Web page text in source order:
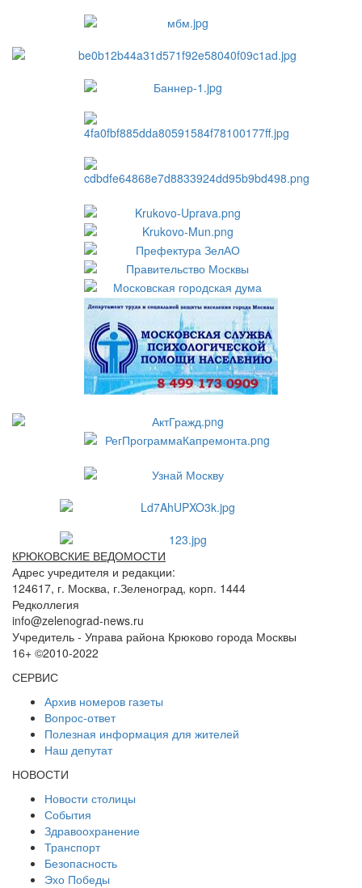
КРЮКОВСКИЕ ВЕДОМОСТИ
Адрес учредителя и редакции:
124617, г. Москва, г.Зеленоград, корп. 1444
Редколлегия
info@zelenograd-news.ru
Учредитель - Управа района Крюково города Москвы
16+ ©2010-2022
СЕРВИС
Архив номеров газеты
Вопрос-ответ
Полезная информация для жителей
Наш депутат
НОВОСТИ
Новости столицы
События
Здравоохранение
Транспорт
Безопасность
Эхо Победы